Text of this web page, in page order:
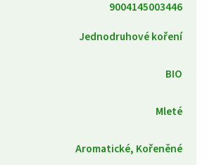
9004145003446
Jednodruhové koření
BIO
Mleté
Aromatické, Kořeněné